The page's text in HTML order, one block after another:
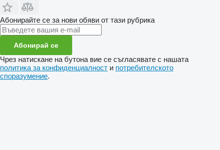
Абонирайте се за нови обяви от тази рубрика
Абонирай се
Чрез натискане на бутона вие се съгласявате с нашата
политика за конфиденциалност и потребителското
споразумение.